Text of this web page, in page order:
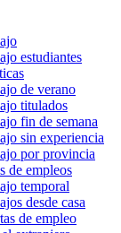
estudiantes
de verano
titulados
fin de semana
sin experiencia
por provincia
de empleos
temporal
desde casa
de empleo